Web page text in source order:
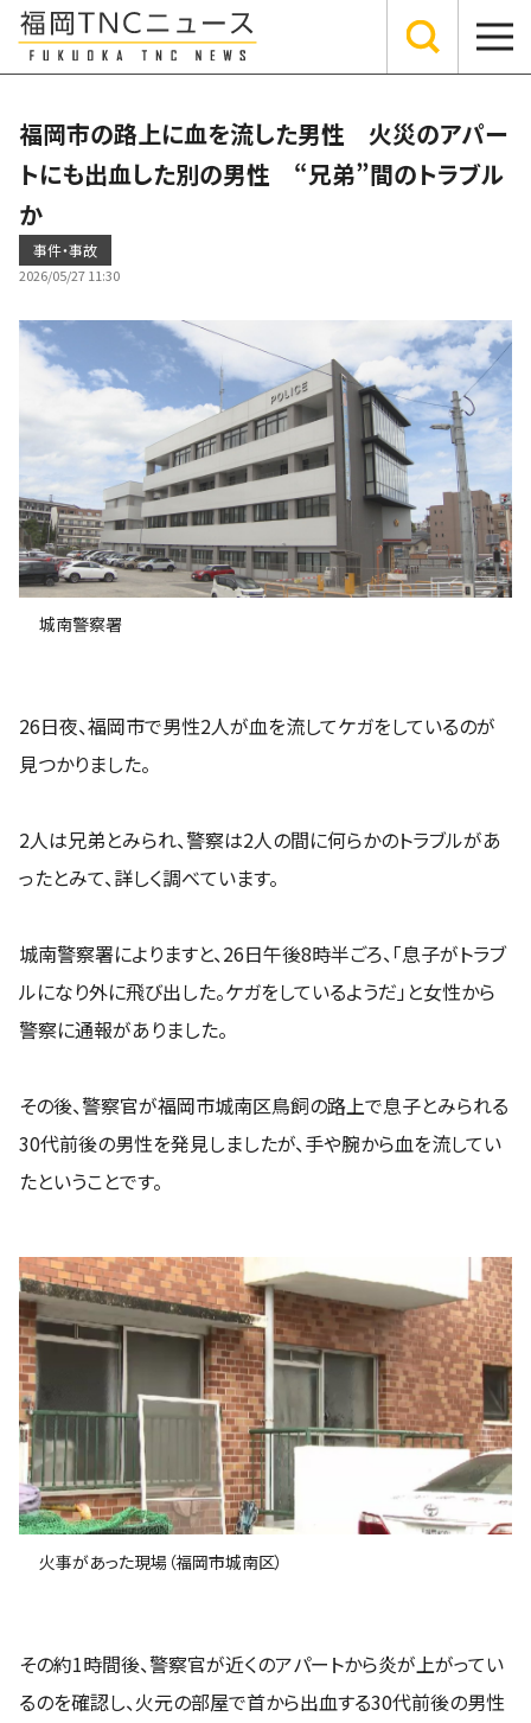
福岡市の路上に血を流した男性 火災のアパー
トにも出血した別の男性 “兄弟”間のトラブル
か
事件・事故
2026/05/27 11:30
城南警察署
26日夜、福岡市で男性2人が血を流してケガをしているのが
見つかりました。
2人は兄弟とみられ、警察は2人の間に何らかのトラブルがあ
ったとみて、詳しく調べています。
城南警察署によりますと、26日午後8時半ごろ、「息子がトラブ
ルになり外に飛び出した。ケガをしているようだ」と女性から
警察に通報がありました。
その後、警察官が福岡市城南区鳥飼の路上で息子とみられる
30代前後の男性を発見しましたが、手や腕から血を流してい
たということです。
火事があった現場（福岡市城南区）
その約1時間後、警察官が近くのアパートから炎が上がってい
るのを確認し、火元の部屋で首から出血する30代前後の男性